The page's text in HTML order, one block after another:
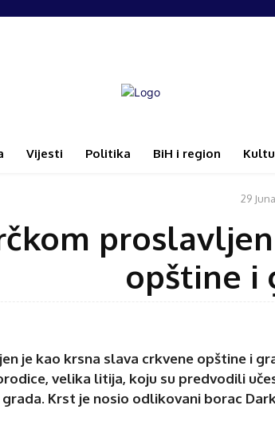
Vijesti Politika BiH i region
29
opštine i
je kao krsna slava crkvene opštine i
velika litija, koju su predvodili
Krst je nosio odlikovani borac